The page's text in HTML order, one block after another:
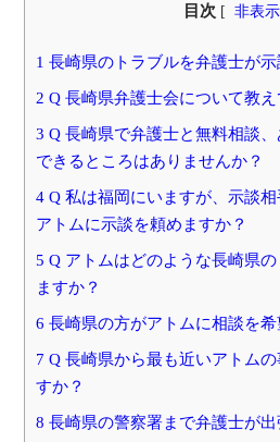
目次 [ 非表示
1 長崎県のトラブルを弁護士が
2 Q 長崎県弁護士会について教え
3 Q 長崎県で弁護士と無料相談
できるところはありませんか？
4 Q 私は福岡にいますが、示談相
アトムに示談を頼めますか？
5 Q アトムはどのような長崎県
ますか？
6 長崎県の方がアトムに相談を
7 Q 長崎県から最も近いアトム
すか？
8 長崎県の警察署まで弁護士が